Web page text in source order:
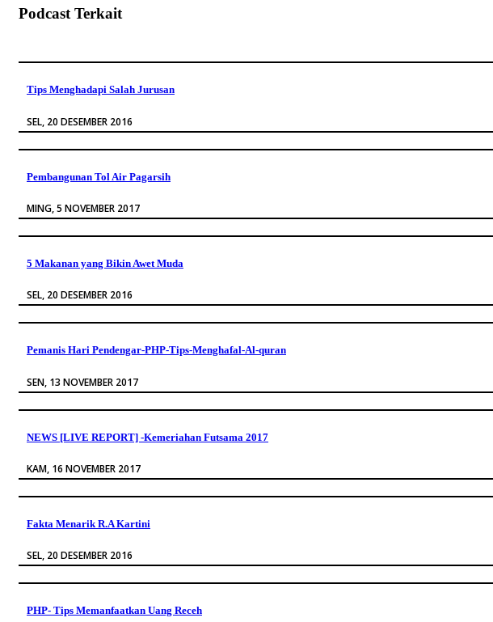
Podcast Terkait
Tips Menghadapi Salah Jurusan
SEL, 20 DESEMBER 2016
Pembangunan Tol Air Pagarsih
MING, 5 NOVEMBER 2017
5 Makanan yang Bikin Awet Muda
SEL, 20 DESEMBER 2016
Pemanis Hari Pendengar-PHP-Tips-Menghafal-Al-quran
SEN, 13 NOVEMBER 2017
NEWS [LIVE REPORT] -Kemeriahan Futsama 2017
KAM, 16 NOVEMBER 2017
Fakta Menarik R.A Kartini
SEL, 20 DESEMBER 2016
PHP- Tips Memanfaatkan Uang Receh